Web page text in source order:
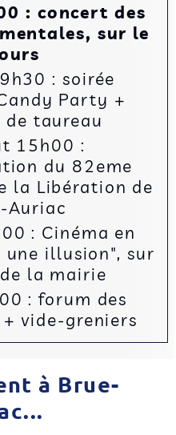
: concert des
sur le
: soirée
Party +
de taureau
15h00 :
du 82eme
la Libération de
Auriac
: Cinéma en
illusion", sur
la mairie
: forum des
vide-greniers
à Brue-